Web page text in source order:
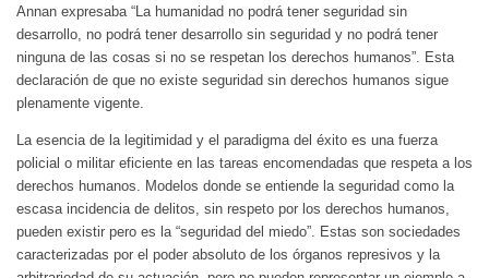
Annan expresaba “La humanidad no podrá tener seguridad sin
desarrollo, no podrá tener desarrollo sin seguridad y no podrá tener
ninguna de las cosas si no se respetan los derechos humanos”. Esta
declaración de que no existe seguridad sin derechos humanos sigue
plenamente vigente.
La esencia de la legitimidad y el paradigma del éxito es una fuerza
policial o militar eficiente en las tareas encomendadas que respeta a los
derechos humanos. Modelos donde se entiende la seguridad como la
escasa incidencia de delitos, sin respeto por los derechos humanos,
pueden existir pero es la “seguridad del miedo”. Estas son sociedades
caracterizadas por el poder absoluto de los órganos represivos y la